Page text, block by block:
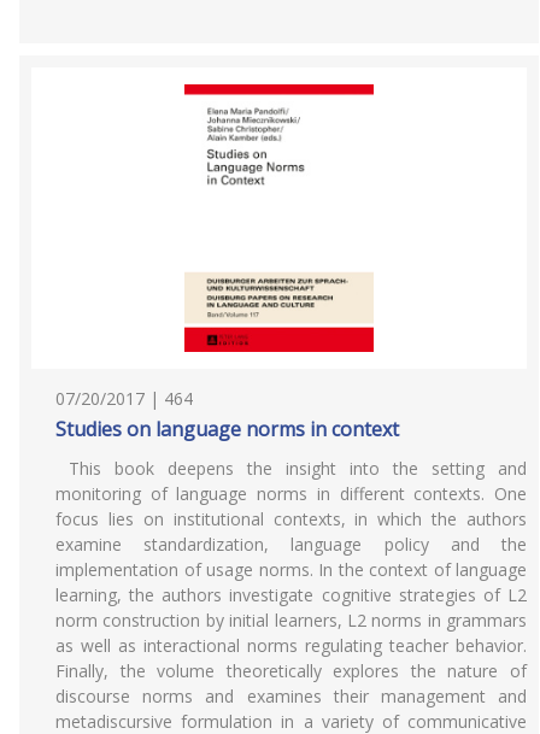
07/20/2017 | 464
Studies on language norms in context
This book deepens the insight into the setting and
monitoring of language norms in different contexts. One
focus lies on institutional contexts, in which the authors
examine standardization, language policy and the
implementation of usage norms. In the context of language
learning, the authors investigate cognitive strategies of L2
norm construction by initial learners, L2 norms in grammars
as well as interactional norms regulating teacher behavior.
Finally, the volume theoretically explores the nature of
discourse norms and examines their management and
metadiscursive formulation in a variety of communicative